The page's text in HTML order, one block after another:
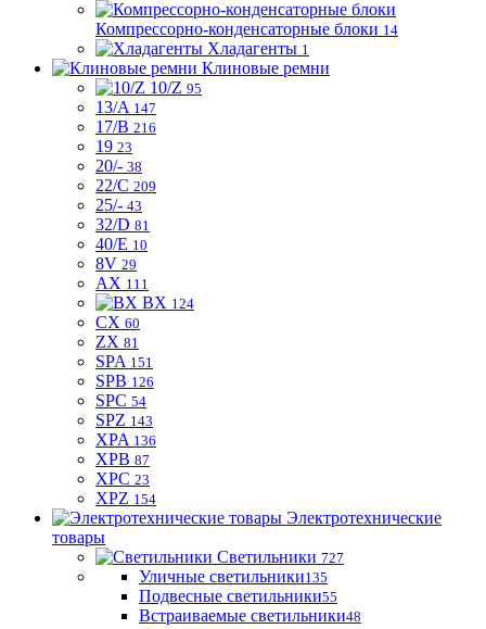
Компрессорно-конденсаторные блоки 14
Хладагенты 1
Клиновые ремни
10/Z 95
13/A 147
17/B 216
19 23
20/- 38
22/C 209
25/- 43
32/D 81
40/E 10
8V 29
AX 111
BX 124
CX 60
ZX 81
SPA 151
SPB 126
SPC 54
SPZ 143
XPA 136
XPB 87
XPC 23
XPZ 154
Электротехнические
товары
Светильники 727
Уличные светильники135
Подвесные светильники55
Встраиваемые светильники48